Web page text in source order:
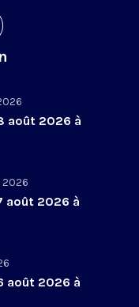
août 2026 à
2026
août 2026 à
août 2026 à